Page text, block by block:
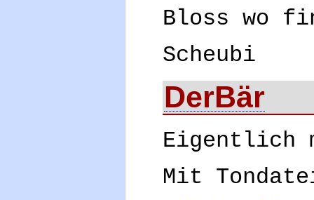
Bloss wo
Scheubi
DerBär
Eigentlich
Mit